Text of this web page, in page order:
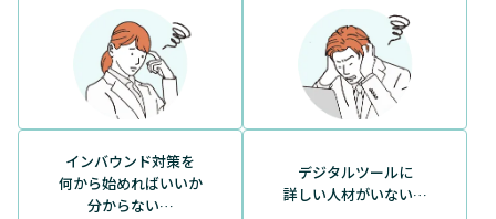
インバウンド対策を
何から始めればいいか
分からない…
デジタルツールに
詳しい人材がいない…